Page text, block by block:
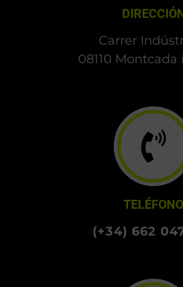
Carrer
08110 Montcada
TELÉFONO
(+34) 662